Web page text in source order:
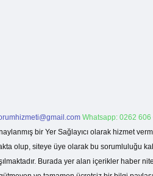
Whatsapp: 0262 606
bir Yer Sağlayıcı olarak hizmet
olup, siteye üye olarak bu sorumluluğu
Burada yer alan içerikler haber